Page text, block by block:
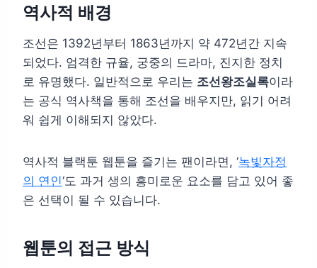
역사적 배경
조선은 1392년부터 1863년까지 약 472년간 지속
되었다. 엄격한 규율, 궁중의 드라마, 진지한 정치
로 유명했다. 일반적으로 우리는 조선왕조실록이라
는 공식 역사책을 통해 조선을 배우지만, 읽기 어려
워 쉽게 이해되지 않았다.
역사적 블랙툰 웹툰을 즐기는 팬이라면, ‘녹빛자정
의 연인‘도 과거 생의 흥미로운 요소를 담고 있어 좋
은 선택이 될 수 있습니다.
웹툰의 접근 방식